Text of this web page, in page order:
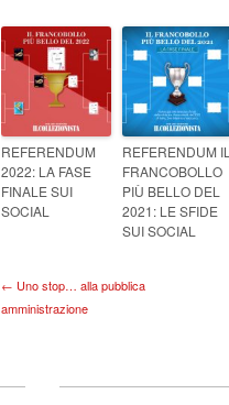
REFERENDUM
2022: LA FASE
FINALE SUI
SOCIAL
REFERENDUM IL
FRANCOBOLLO
PIÙ BELLO DEL
2021: LE SFIDE
SUI SOCIAL
← Uno stop… alla pubblica
amministrazione